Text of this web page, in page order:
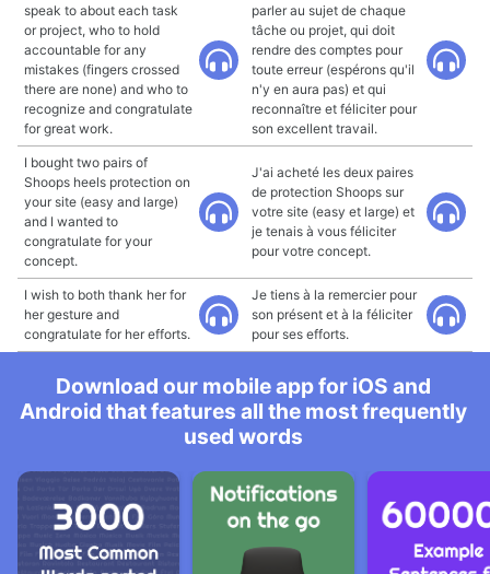
speak to about each task
or project, who to hold
accountable for any
mistakes (fingers crossed
there are none) and who to
recognize and congratulate
for great work.
parler au sujet de chaque
tâche ou projet, qui doit
rendre des comptes pour
toute erreur (espérons qu'il
n'y en aura pas) et qui
reconnaître et féliciter pour
son excellent travail.
I bought two pairs of
Shoops heels protection on
your site (easy and large)
and I wanted to
congratulate for your
concept.
J'ai acheté les deux paires
de protection Shoops sur
votre site (easy et large) et
je tenais à vous féliciter
pour votre concept.
I wish to both thank her for
her gesture and
congratulate for her efforts.
Je tiens à la remercier pour
son présent et à la féliciter
pour ses efforts.
Download our mobile app for iOS and
Android that features all the most frequently
used words